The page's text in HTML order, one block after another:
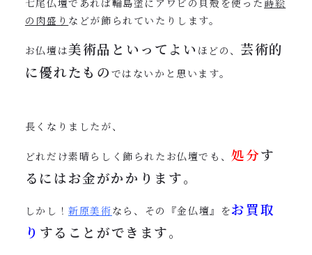
七尾仏壇であれば輪島塗にアワビの貝殻を使った蒔絵
の肉盛り などが飾られていたりします。
お仏壇は美術品といってよい ほどの、 芸術的
に優れたもの ではないかと思います。
長くなりましたが、
どれだけ素晴らしく飾られたお仏壇でも、処分す
るにはお金がかかります。
しかし！新原美術なら、その『金仏壇』をお買取
り することができます。